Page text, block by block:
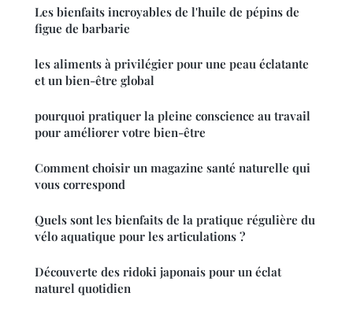
Les bienfaits incroyables de l'huile de pépins de
figue de barbarie
les aliments à privilégier pour une peau éclatante
et un bien-être global
pourquoi pratiquer la pleine conscience au travail
pour améliorer votre bien-être
Comment choisir un magazine santé naturelle qui
vous correspond
Quels sont les bienfaits de la pratique régulière du
vélo aquatique pour les articulations ?
Découverte des ridoki japonais pour un éclat
naturel quotidien